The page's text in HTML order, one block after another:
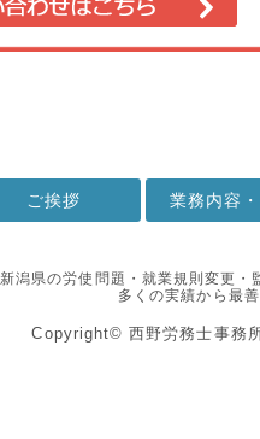
ご挨拶 業務内容
新潟県の労使問題・就業規則変更
多くの実績から最
Copyright© 西野労務士事